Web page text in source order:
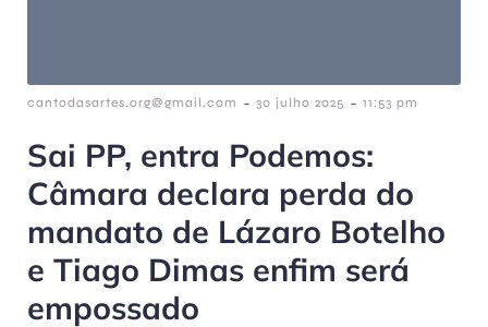
cantodasartes.org@gmail.com - 30 julho 2025 - 11:53 pm
Sai PP, entra Podemos:
Câmara declara perda do
mandato de Lázaro Botelho
e Tiago Dimas enfim será
empossado